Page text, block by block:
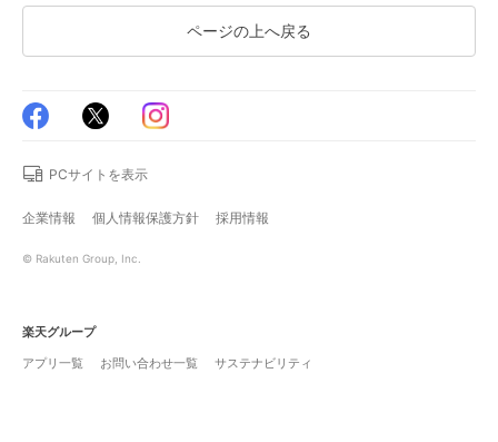
ページの上へ戻る
PCサイトを表示
企業情報 個人情報保護方針 採用情報
© Rakuten Group, Inc.
楽天グループ
アプリ一覧
お問い合わせ一覧 サステナビリティ